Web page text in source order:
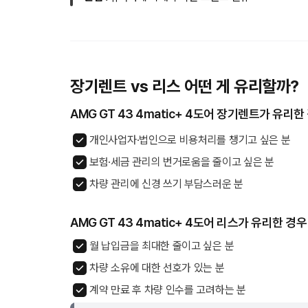
장기렌트 vs 리스 어떤 게 유리할까?
AMG GT 43 4matic+ 4도어 장기렌트가 유리한
개인사업자·법인으로 비용처리를 챙기고 싶은 분
보험·세금 관리의 번거로움을 줄이고 싶은 분
차량 관리에 신경 쓰기 부담스러운 분
AMG GT 43 4matic+ 4도어 리스가 유리한 경우
월 납입금을 최대한 줄이고 싶은 분
차량 소유에 대한 선호가 있는 분
계약 만료 후 차량 인수를 고려하는 분